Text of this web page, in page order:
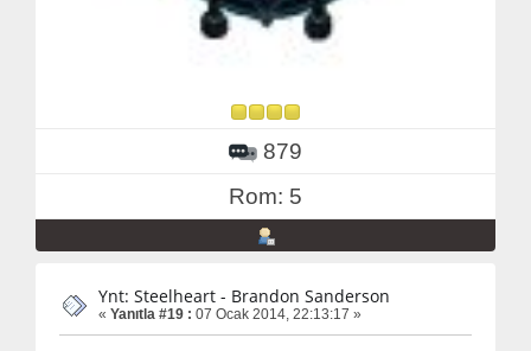
879
Rom: 5
Ynt: Steelheart - Brandon Sanderson
« Yanıtla #19 : 07 Ocak 2014, 22:13:17 »